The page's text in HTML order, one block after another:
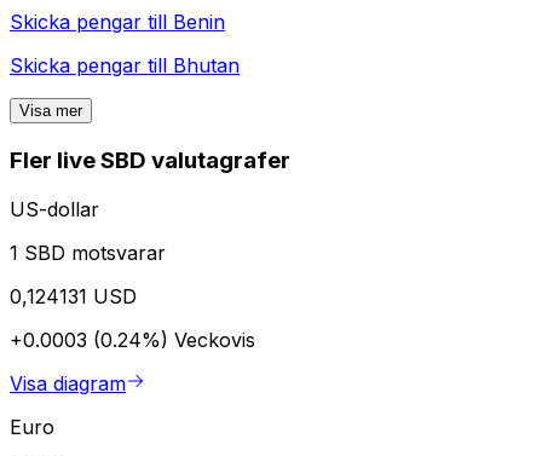
Skicka pengar till Benin
Skicka pengar till Bhutan
Visa mer
Fler live SBD valutagrafer
US-dollar
1 SBD motsvarar
0,124131 USD
+0.0003 (0.24%) Veckovis
Visa diagram
Euro